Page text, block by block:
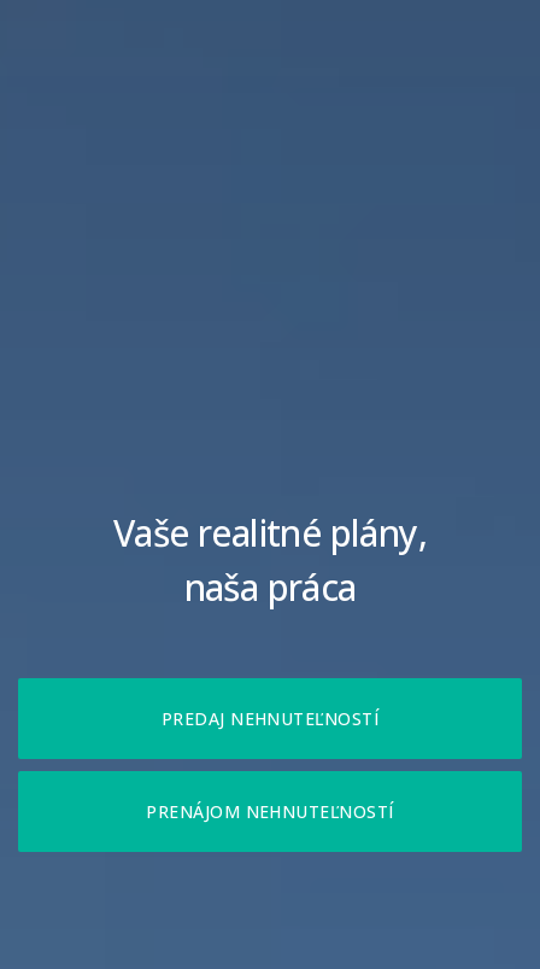
Vaše realitné plány,
naša práca
PREDAJ NEHNUTEĽNOSTÍ
PRENÁJOM NEHNUTEĽNOSTÍ